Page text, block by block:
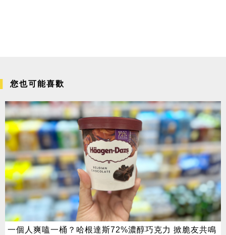
您也可能喜歡
一個人爽嗑一桶？哈根達斯72%濃醇巧克力 掀脆友共鳴